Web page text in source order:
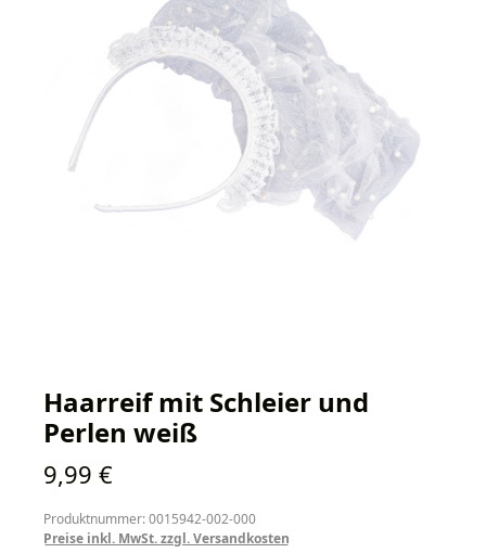
Haarreif mit Schleier und
Perlen weiß
Regulärer Preis:
9,99 €
Produktnummer: 0015942-002-000
Preise inkl. MwSt. zzgl. Versandkosten